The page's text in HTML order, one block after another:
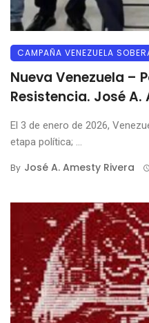
CAMPAÑA VENEZUELA
Nueva Venezuela –
Resistencia. José A.
El 3 de enero de 2026,
etapa política; ...
By José A. Amesty Rivera